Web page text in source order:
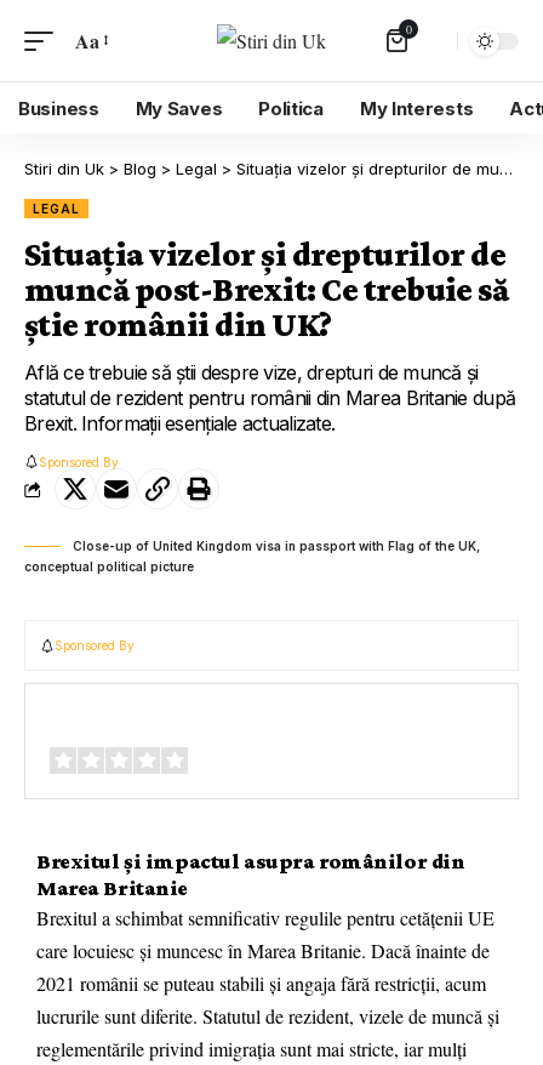
Aa 0
Business My Saves Politica My Interests
Stiri din Uk > Blog > Legal > Situația vizelor și drepturilor de muncă post-Brexit: Ce trebuie să știe românii din UK?
LEGAL
Situația vizelor și drepturilor de
muncă post-Brexit: Ce trebuie să
știe românii din UK?
Află ce trebuie să știi despre vize, drepturi de muncă și
statutul de rezident pentru românii din Marea Britanie după
Brexit. Informații esențiale actualizate.
Sponsored By
Close-up of United Kingdom visa in passport with Flag of the UK,
conceptual political picture
Sponsored By
Brexitul și impactul asupra românilor din
Marea Britanie
Brexitul a schimbat semnificativ regulile pentru cetățenii UE
care locuiesc și muncesc în Marea Britanie. Dacă înainte de
2021 românii se puteau stabili și angaja fără restricții, acum
lucrurile sunt diferite. Statutul de rezident, vizele de muncă și
reglementările privind imigrația sunt mai stricte, iar mulți